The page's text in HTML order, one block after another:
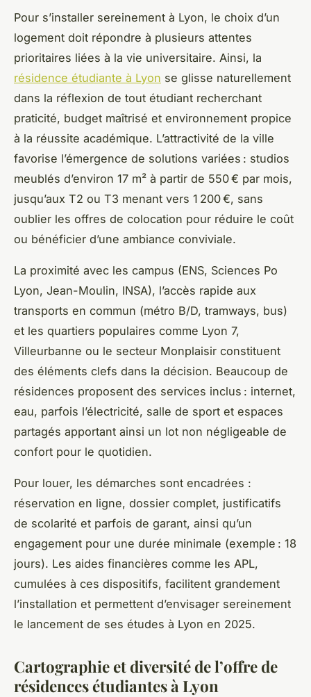
Pour s’installer sereinement à Lyon, le choix d’un
logement doit répondre à plusieurs attentes
prioritaires liées à la vie universitaire. Ainsi, la
résidence étudiante à Lyon se glisse naturellement
dans la réflexion de tout étudiant recherchant
praticité, budget maîtrisé et environnement propice
à la réussite académique. L’attractivité de la ville
favorise l’émergence de solutions variées : studios
meublés d’environ 17 m² à partir de 550 € par mois,
jusqu’aux T2 ou T3 menant vers 1 200 €, sans
oublier les offres de colocation pour réduire le coût
ou bénéficier d’une ambiance conviviale.
La proximité avec les campus (ENS, Sciences Po
Lyon, Jean-Moulin, INSA), l’accès rapide aux
transports en commun (métro B/D, tramways, bus)
et les quartiers populaires comme Lyon 7,
Villeurbanne ou le secteur Monplaisir constituent
des éléments clefs dans la décision. Beaucoup de
résidences proposent des services inclus : internet,
eau, parfois l’électricité, salle de sport et espaces
partagés apportant ainsi un lot non négligeable de
confort pour le quotidien.
Pour louer, les démarches sont encadrées :
réservation en ligne, dossier complet, justificatifs
de scolarité et parfois de garant, ainsi qu’un
engagement pour une durée minimale (exemple : 18
jours). Les aides financières comme les APL,
cumulées à ces dispositifs, facilitent grandement
l’installation et permettent d’envisager sereinement
le lancement de ses études à Lyon en 2025.
Cartographie et diversité de l’offre de
résidences étudiantes à Lyon